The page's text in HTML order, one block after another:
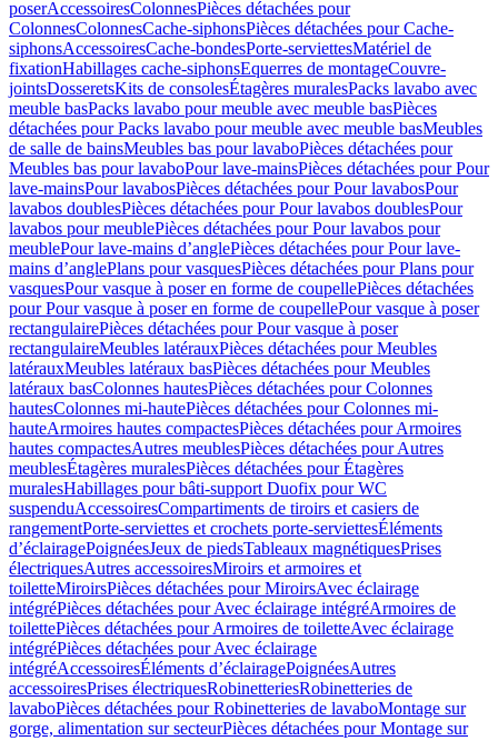
poserAccessoiresColonnesPièces détachées pour
ColonnesColonnesCache-siphonsPièces détachées pour Cache-
siphonsAccessoiresCache-bondesPorte-serviettesMatériel de
fixationHabillages cache-siphonsEquerres de montageCouvre-
jointsDosseretsKits de consolesÉtagères muralesPacks lavabo avec
meuble basPacks lavabo pour meuble avec meuble basPièces
détachées pour Packs lavabo pour meuble avec meuble basMeubles
de salle de bainsMeubles bas pour lavaboPièces détachées pour
Meubles bas pour lavaboPour lave-mainsPièces détachées pour Pour
lave-mainsPour lavabosPièces détachées pour Pour lavabosPour
lavabos doublesPièces détachées pour Pour lavabos doublesPour
lavabos pour meublePièces détachées pour Pour lavabos pour
meublePour lave-mains d’anglePièces détachées pour Pour lave-
mains d’anglePlans pour vasquesPièces détachées pour Plans pour
vasquesPour vasque à poser en forme de coupellePièces détachées
pour Pour vasque à poser en forme de coupellePour vasque à poser
rectangulairePièces détachées pour Pour vasque à poser
rectangulaireMeubles latérauxPièces détachées pour Meubles
latérauxMeubles latéraux basPièces détachées pour Meubles
latéraux basColonnes hautesPièces détachées pour Colonnes
hautesColonnes mi-hautePièces détachées pour Colonnes mi-
hauteArmoires hautes compactesPièces détachées pour Armoires
hautes compactesAutres meublesPièces détachées pour Autres
meublesÉtagères muralesPièces détachées pour Étagères
muralesHabillages pour bâti-support Duofix pour WC
suspenduAccessoiresCompartiments de tiroirs et casiers de
rangementPorte-serviettes et crochets porte-serviettesÉléments
d’éclairagePoignéesJeux de piedsTableaux magnétiquesPrises
électriquesAutres accessoiresMiroirs et armoires et
toiletteMiroirsPièces détachées pour MiroirsAvec éclairage
intégréPièces détachées pour Avec éclairage intégréArmoires de
toilettePièces détachées pour Armoires de toiletteAvec éclairage
intégréPièces détachées pour Avec éclairage
intégréAccessoiresÉléments d’éclairagePoignéesAutres
accessoiresPrises électriquesRobinetteriesRobinetteries de
lavaboPièces détachées pour Robinetteries de lavaboMontage sur
gorge, alimentation sur secteurPièces détachées pour Montage sur